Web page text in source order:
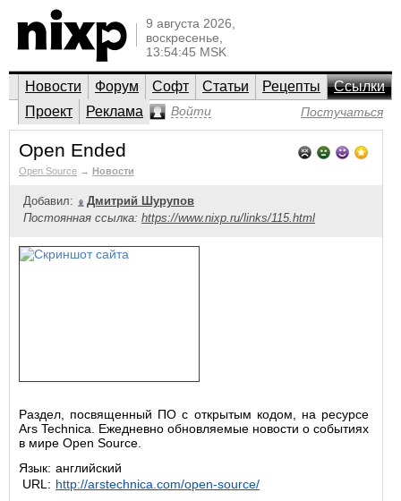
9 августа 2026,
воскресенье,
13:54:45 MSK
Новости Форум Софт Статьи Рецепты
Ссылки
Проект
Реклама Войти Постучаться
Open Ended
Open Source → Новости
Добавил:
Дмитрий Шурупов
Постоянная ссылка: https://www.nixp.ru/links/115.html
Раздел, посвященный ПО с открытым кодом, на ресурсе
Ars Technica. Ежедневно обновляемые новости о событиях
в мире Open Source.
Язык: английский
URL: http://arstechnica.com/open-source/